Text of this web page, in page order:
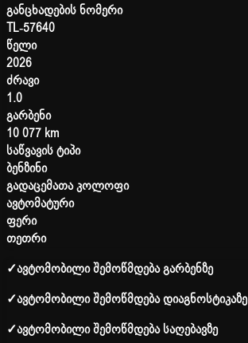
განცხადების ნომერი
TL-57640
წელი
2026
ძრავი
1.0
გარბენი
10 077 km
საწვავის ტიპი
ბენზინი
გადაცემათა კოლოფი
ავტომატური
ფერი
თეთრი
✓ავტომობილი შემოწმდება გარბენზე
✓ავტომობილი შემოწმდება დიაგნოსტიკაზე
✓ავტომობილი შემოწმდება საღებავზე